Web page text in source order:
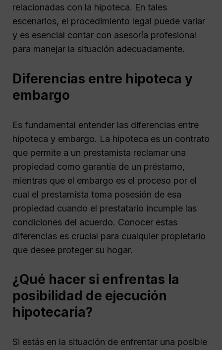
relacionadas con la hipoteca. En tales
escenarios, el procedimiento legal puede variar
y es esencial contar con asesoría profesional
para manejar la situación adecuadamente.
Diferencias entre hipoteca y
embargo
Es fundamental entender las diferencias entre
hipoteca y embargo. La hipoteca es un contrato
que permite a un prestamista reclamar una
propiedad como garantía de un préstamo,
mientras que el embargo es el proceso por el
cual el prestamista toma posesión de esa
propiedad cuando el prestatario incumple las
condiciones del acuerdo. Conocer estas
diferencias es crucial para cualquier propietario
que desee proteger su hogar.
¿Qué hacer si enfrentas la
posibilidad de ejecución
hipotecaria?
Si estás en la situación de enfrentar una posible